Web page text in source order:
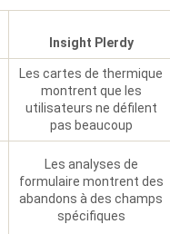
Insight Plerdy
Les cartes de thermique
montrent que les
utilisateurs ne défilent
pas beaucoup
Les analyses de
formulaire montrent des
abandons à des champs
spécifiques